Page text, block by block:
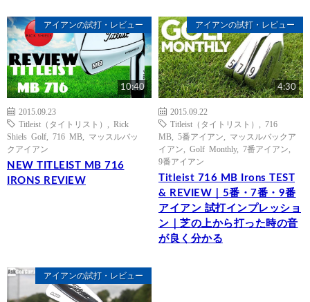
アイアンの試打・レビュー
10:40
2015.09.23
Titleist（タイトリスト）
Rick
Shiels Golf
716 MB
マッスルバッ
クアイアン
NEW TITLEIST MB 716
IRONS REVIEW
アイアンの試打・レビュー
4:30
2015.09.22
Titleist（タイトリスト）
716
MB
5番アイアン
マッスルバックア
イアン
Golf Monthly, 7番アイアン
9番アイアン
Titleist 716 MB Irons TEST
& REVIEW｜5番・7番・9番
アイアン 試打インプレッショ
ン｜芝の上から打った時の音
が良く分かる
アイアンの試打・レビュー